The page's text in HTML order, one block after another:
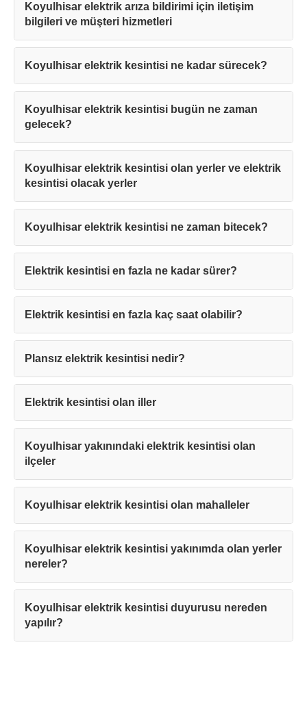
Koyulhisar elektrik arıza bildirimi için iletişim
bilgileri ve müşteri hizmetleri
Koyulhisar elektrik kesintisi ne kadar sürecek?
Koyulhisar elektrik kesintisi bugün ne zaman
gelecek?
Koyulhisar elektrik kesintisi olan yerler ve elektrik
kesintisi olacak yerler
Koyulhisar elektrik kesintisi ne zaman bitecek?
Elektrik kesintisi en fazla ne kadar sürer?
Elektrik kesintisi en fazla kaç saat olabilir?
Plansız elektrik kesintisi nedir?
Elektrik kesintisi olan iller
Koyulhisar yakınındaki elektrik kesintisi olan
ilçeler
Koyulhisar elektrik kesintisi olan mahalleler
Koyulhisar elektrik kesintisi yakınımda olan yerler
nereler?
Koyulhisar elektrik kesintisi duyurusu nereden
yapılır?
Teşekkürler!
sürede sizinle iletişime geçilecektir.
Kapat